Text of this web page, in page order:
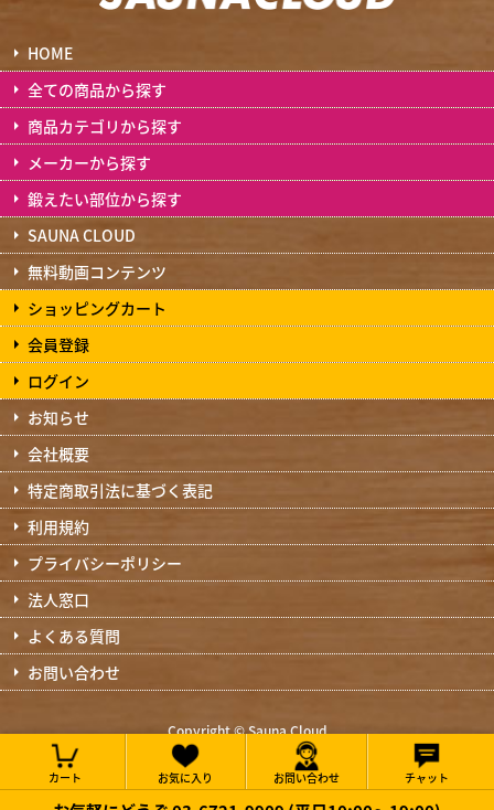
HOME
全ての商品から探す
商品カテゴリから探す
メーカーから探す
鍛えたい部位から探す
SAUNA CLOUD
無料動画コンテンツ
ショッピングカート
会員登録
ログイン
お知らせ
会社概要
特定商取引法に基づく表記
利用規約
プライバシーポリシー
法人窓口
よくある質問
お問い合わせ
Copyright © Sauna Cloud
All Rights Reserved.
カート お気に入り お問い合わせ チャット